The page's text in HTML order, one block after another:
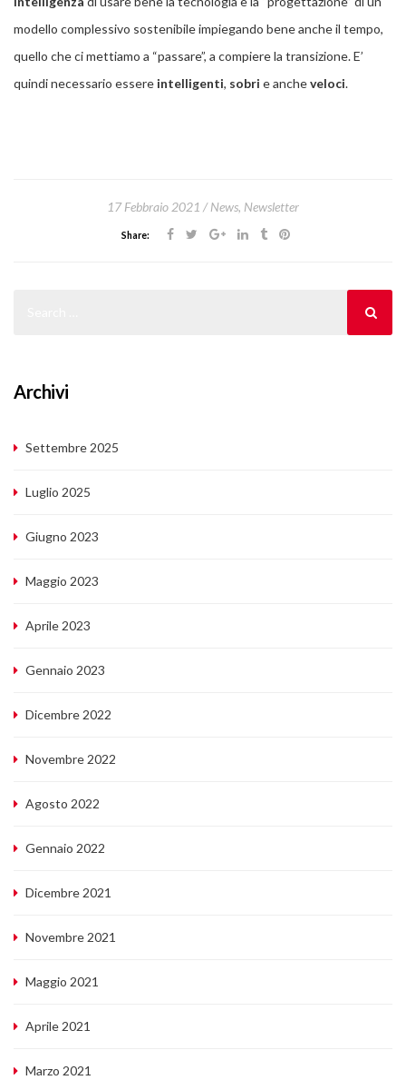
modello complessivo sostenibile impiegando bene anche il tempo,
quello che ci mettiamo a “passare”, a compiere la transizione. E’
quindi necessario essere intelligenti, sobri e ancheveloci.
17 Febbraio 2021 News, Newsletter
Share:
Archivi
Settembre 2025
Luglio 2025
Giugno 2023
Maggio 2023
Aprile 2023
Gennaio 2023
Dicembre 2022
Novembre 2022
Agosto 2022
Gennaio 2022
Dicembre 2021
Novembre 2021
Maggio 2021
Aprile 2021
Marzo 2021